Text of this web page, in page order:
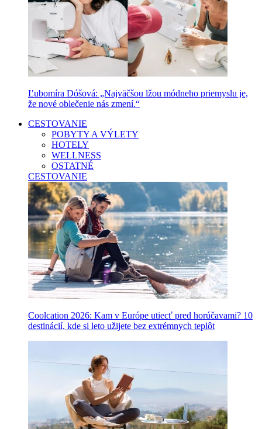
Ľubomíra Dóšová: „Najväčšou lžou módneho priemyslu je,
že nové oblečenie nás zmení.“
CESTOVANIE
POBYTY A VÝLETY
HOTELY
WELLNESS
OSTATNÉ
CESTOVANIE
Coolcation 2026: Kam v Európe utiecť pred horúčavami? 10
destinácií, kde si leto užijete bez extrémnych teplôt